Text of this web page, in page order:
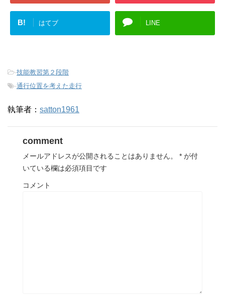
B! はてブ LINE
-技能教習第２段階
-通行位置を考えた走行
執筆者： satton1961
comment
メールアドレスが公開されることはありません。 * が付
いている欄は必須項目です
コメント